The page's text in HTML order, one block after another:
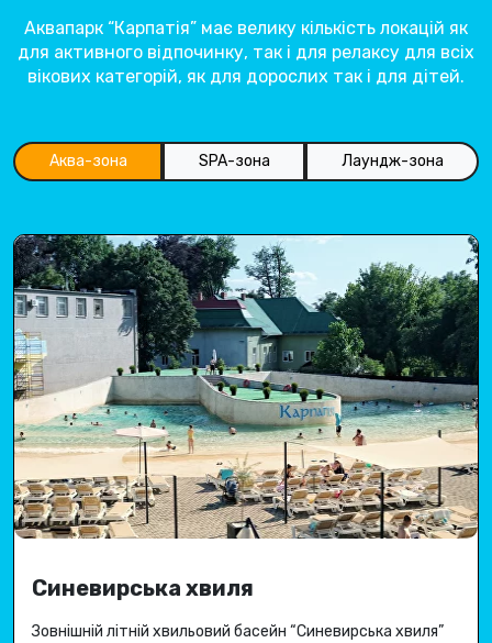
Аквапарк “Карпатія” має велику кількість локацій як
для активного відпочинку, так і для релаксу для всіх
вікових категорій, як для дорослих так і для дітей.
Аква-зона SPA-зона Лаундж-зона
Синевирська хвиля
Зовнішній літній хвильовий басейн “Синевирська хвиля”